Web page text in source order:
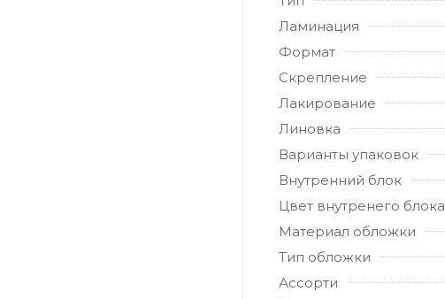
Ламинация
Формат
Скрепление
Лакирование
Линовка
Варианты упаковок
Внутренний блок
Цвет внутренего блока
Материал обложки
Тип обложки
Ассорти